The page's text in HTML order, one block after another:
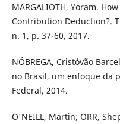
MARGALIOTH, Yoram.
Contribution Deduction?.
n. 1, p. 37-60, 2017.
NÓBREGA, Cristóvão
no Brasil, um enfoque da
Federal, 2014.
O'NEILL, Martin; ORR,